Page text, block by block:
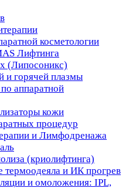
косметологии
Лифтинга
(Липосоникс)
и горячей плазмы
аппаратной
кожи
процедур
и Лимфодренажа
(криолифтинга)
термоодеяла и ИК прогрев
и омоложения: IPL,